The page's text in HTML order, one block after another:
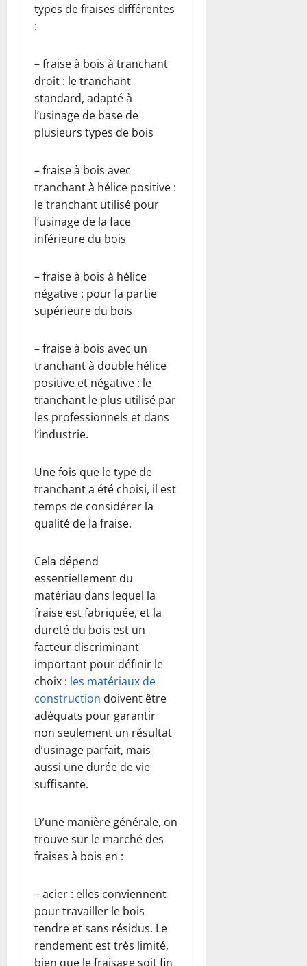
types de fraises différentes
:
– fraise à bois à tranchant
droit : le tranchant
standard, adapté à
l’usinage de base de
plusieurs types de bois
– fraise à bois avec
tranchant à hélice positive :
le tranchant utilisé pour
l’usinage de la face
inférieure du bois
– fraise à bois à hélice
négative : pour la partie
supérieure du bois
– fraise à bois avec un
tranchant à double hélice
positive et négative : le
tranchant le plus utilisé par
les professionnels et dans
l’industrie.
Une fois que le type de
tranchant a été choisi, il est
temps de considérer la
qualité de la fraise.
Cela dépend
essentiellement du
matériau dans lequel la
fraise est fabriquée, et la
dureté du bois est un
facteur discriminant
important pour définir le
choix : les matériaux de
construction doivent être
adéquats pour garantir
non seulement un résultat
d’usinage parfait, mais
aussi une durée de vie
suffisante.
D’une manière générale, on
trouve sur le marché des
fraises à bois en :
– acier : elles conviennent
pour travailler le bois
tendre et sans résidus. Le
rendement est très limité,
bien que le fraisage soit fin